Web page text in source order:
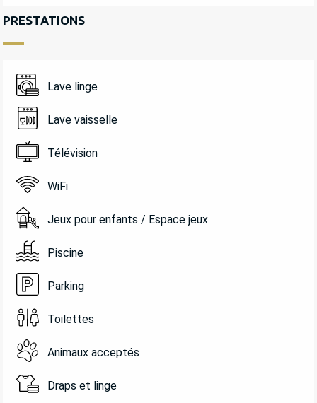
PRESTATIONS
Lave linge
Lave vaisselle
Télévision
WiFi
Jeux pour enfants / Espace jeux
Piscine
Parking
Toilettes
Animaux acceptés
Draps et linge